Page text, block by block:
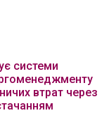
системи
втрат через